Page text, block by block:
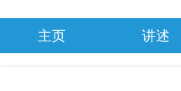
主页 讲述